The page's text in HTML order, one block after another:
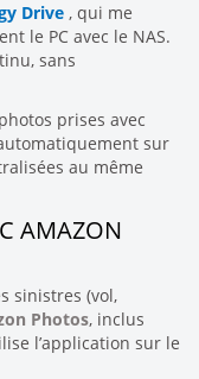
Drive , qui me
le PC avec le NAS.
sans
prises avec
sur
au même
AMAZON
sinistres (vol,
Photos, inclus
l’application sur le